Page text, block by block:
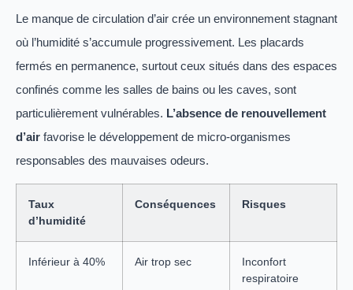
Le manque de circulation d’air crée un environnement stagnant
où l’humidité s’accumule progressivement. Les placards
fermés en permanence, surtout ceux situés dans des espaces
confinés comme les salles de bains ou les caves, sont
particulièrement vulnérables. L’absence de renouvellement
d’air favorise le développement de micro-organismes
responsables des mauvaises odeurs.
Taux
d’humidité
Conséquences Risques
Inférieur à 40% Air trop sec
Inconfort
respiratoire